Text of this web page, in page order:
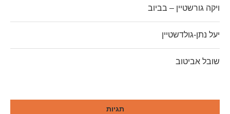
ויקה גורשטיין – בביוב
יעל נתן-גולדשטיין
שובל אביטוב
תגיות